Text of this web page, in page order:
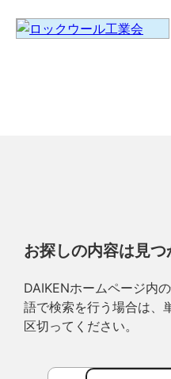
お探しの内容は見つ
DAIKENホームページ内
語で検索を行う場合は、
区切ってください。